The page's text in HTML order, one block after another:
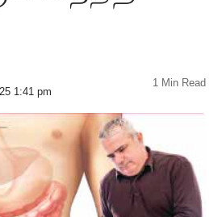
1:41 pm
1 Min Read